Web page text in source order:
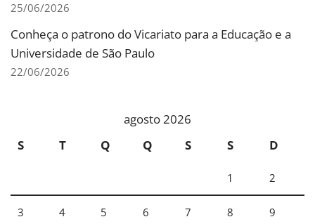
25/06/2026
Conheça o patrono do Vicariato para a Educação e a
Universidade de São Paulo
22/06/2026
agosto 2026
S
T Q Q S S D
1 2
3 4 5 6 7 8 9